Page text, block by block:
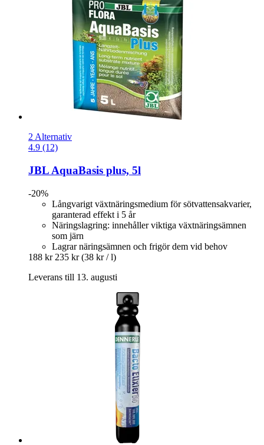
2 Alternativ
4.9 (12)
JBL AquaBasis plus, 5l
-20%
Långvarigt växtnäringsmedium för sötvattensakvarier,
garanterad effekt i 5 år
Näringslagring: innehåller viktiga växtnäringsämnen
som järn
Lagrar näringsämnen och frigör dem vid behov
188 kr 235 kr (38 kr / l)
Leverans till 13. augusti